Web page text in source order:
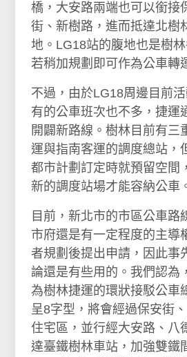
橋，大安路兩端也可以銜接
街、新樹路，進而抵達北樹
地。LG18站的腹地也是樹林
若稍加規劃即可作為公車轉
不過，由於LG18周邊目前
有的公車班次也不多，捷運
開闢新路線。樹林目前有三
運與指南客運的調度總站，
都市計劃訂定時就預留空間
新的調度站場才能容納公車
目前，新北市的市區公車路
市府還是有一定程度的主導
者規劃後提出申請，因此事
論還是有些用的。我們認為
為樹林捷運的環狀接駁公車
呈8字型，將會經過保安街
住宅區，並行經大安路、八
達臺鐵樹林車站，加強雙鐵